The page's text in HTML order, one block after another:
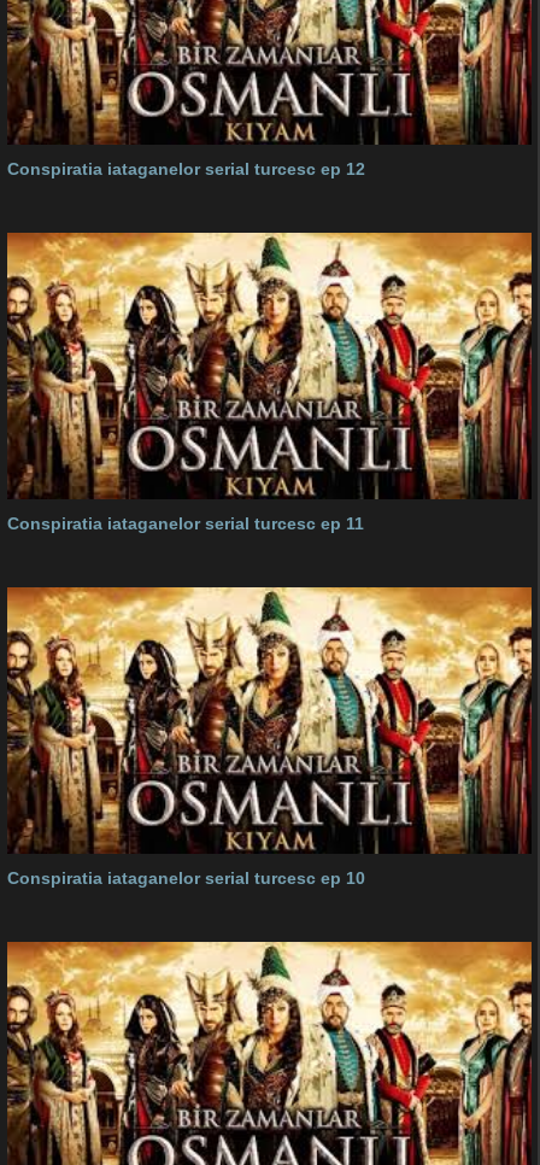
Conspiratia iataganelor serial turcesc ep 12
Conspiratia iataganelor serial turcesc ep 11
Conspiratia iataganelor serial turcesc ep 10